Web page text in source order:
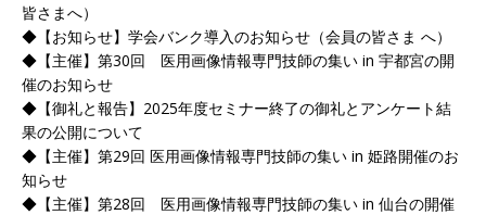
皆さまへ）
◆【お知らせ】学会バンク導入のお知らせ（会員の皆さま へ）
◆【主催】第30回 医用画像情報専門技師の集い in 宇都宮の開
催のお知らせ
◆【御礼と報告】2025年度セミナー終了の御礼とアンケート結
果の公開について
◆【主催】第29回 医用画像情報専門技師の集い in 姫路開催のお
知らせ
◆【主催】第28回 医用画像情報専門技師の集い in 仙台の開催